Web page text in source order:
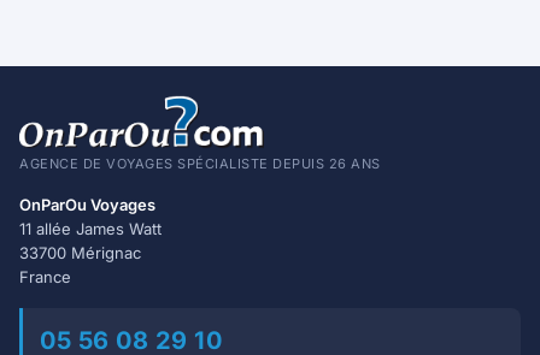
AGENCE DE VOYAGES SPÉCIALISTE DEPUIS 26 ANS
OnParOu Voyages
11 allée James Watt
33700 Mérignac
France
05 56 08 29 10